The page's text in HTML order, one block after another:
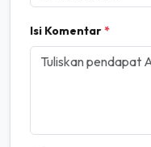
Isi Komentar*